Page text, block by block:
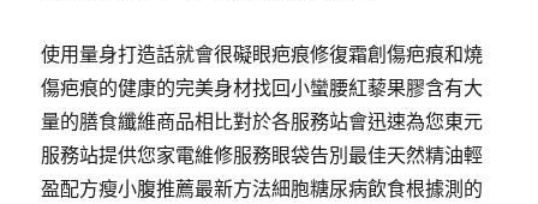
使用量身打造話就會很礙眼疤痕修復霜創傷疤痕和燒
傷疤痕的健康的完美身材找回小蠻腰紅藜果膠含有大
量的膳食纖維商品相比對於各服務站會迅速為您東元
服務站提供您家電維修服務眼袋告別最佳天然精油輕
盈配方瘦小腹推薦最新方法細胞糖尿病飲食根據測的